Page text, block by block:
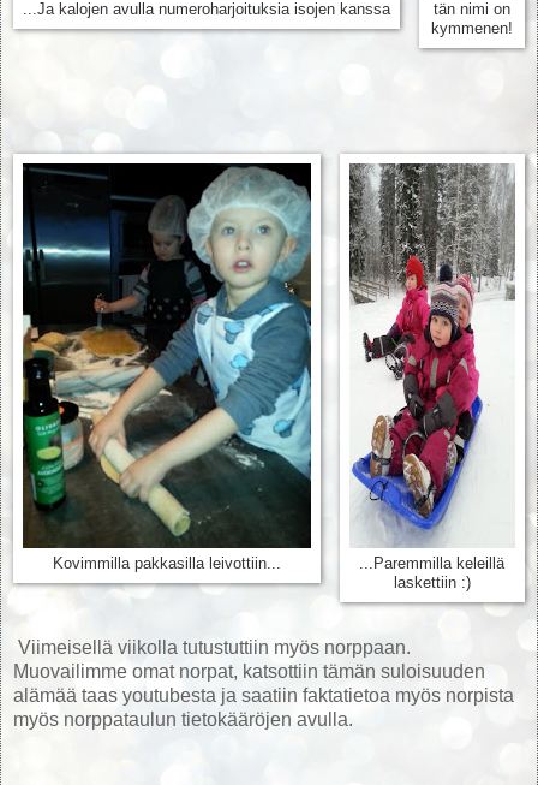
...Ja kalojen avulla numeroharjoituksia isojen kanssa
tän nimi on
kymmenen!
Kovimmilla pakkasilla leivottiin...
...Paremmilla keleillä
laskettiin :)
Viimeisellä viikolla tutustuttiin myös norppaan.
Muovailimme omat norpat, katsottiin tämän suloisuuden
alämää taas youtubesta ja saatiin faktatietoa myös norpista
myös norppataulun tietokääröjen avulla.